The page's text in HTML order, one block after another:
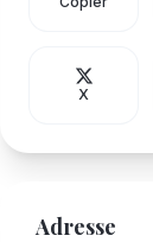
X
Adresse